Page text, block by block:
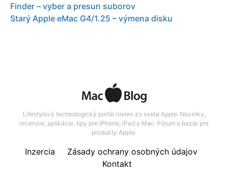
Finder – vyber a presun suborov
Starý Apple eMac G4/1.25 – výmena disku
Lifestylový technologický portál nielen zo sveta Apple. Novinky,
recenzie, aplikácie, tipy pre iPhone, iPad a Mac. Fórum a bazár pre
produkty Apple.
Inzercia
Zásady ochrany osobných údajov
Kontakt